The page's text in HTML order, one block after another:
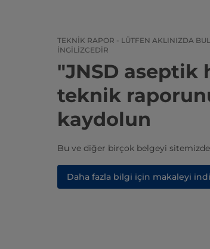
TEKNIK RAPOR - LÜTFEN AKLINIZDA
İNGILIZCEDIR
"JNSD aseptik
teknik
kaydolun
Bu ve diğer birçok belgeyi
Daha fazla bilgi için makaleyi